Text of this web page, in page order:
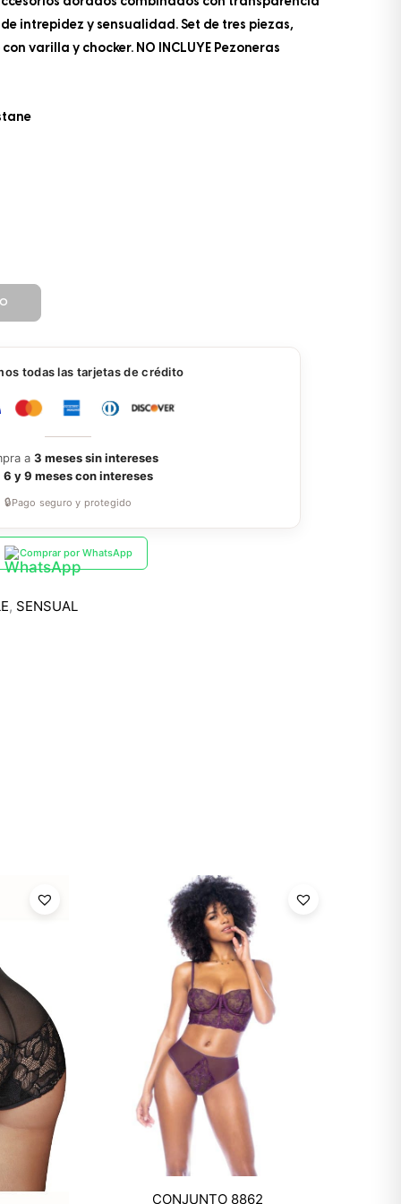
intrepidez y sensualidad. Set de tres piezas,
varilla y chocker. NO INCLUYE Pezoneras
todas las tarjetas de crédito
a 3 meses sin intereses
6 y 9 meses con intereses
🔒Pago seguro y protegido
Comprar por WhatsApp
, SENSUAL
CONJUNTO 8862